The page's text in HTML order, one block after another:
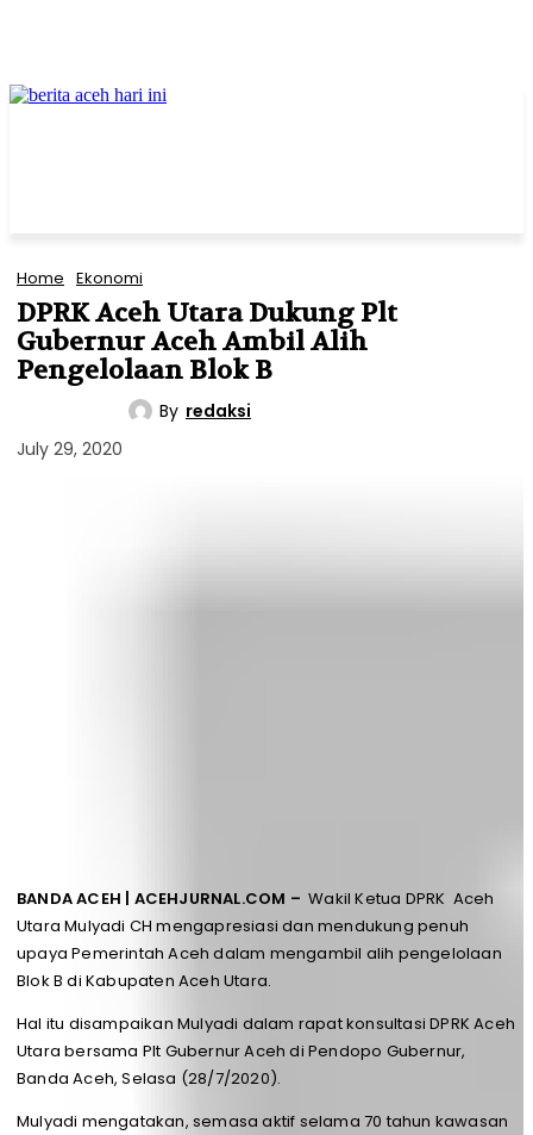
Home Ekonomi
DPRK Aceh Utara Dukung Plt
Gubernur Aceh Ambil Alih
Pengelolaan Blok B
By redaksi
July 29, 2020
BANDA ACEH | ACEHJURNAL.COM – Wakil Ketua DPRK Aceh
Utara Mulyadi CH mengapresiasi dan mendukung penuh
upaya Pemerintah Aceh dalam mengambil alih pengelolaan
Blok B di Kabupaten Aceh Utara.
Hal itu disampaikan Mulyadi dalam rapat konsultasi DPRK Aceh
Utara bersama Plt Gubernur Aceh di Pendopo Gubernur,
Banda Aceh, Selasa (28/7/2020).
Mulyadi mengatakan, semasa aktif selama 70 tahun kawasan